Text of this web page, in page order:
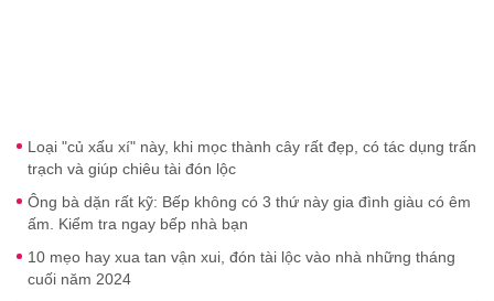
Loại "củ xấu xí" này, khi mọc thành cây rất đẹp, có tác dụng trấn
trạch và giúp chiêu tài đón lộc
Ông bà dặn rất kỹ: Bếp không có 3 thứ này gia đình giàu có êm
ấm. Kiểm tra ngay bếp nhà bạn
10 mẹo hay xua tan vận xui, đón tài lộc vào nhà những tháng
cuối năm 2024